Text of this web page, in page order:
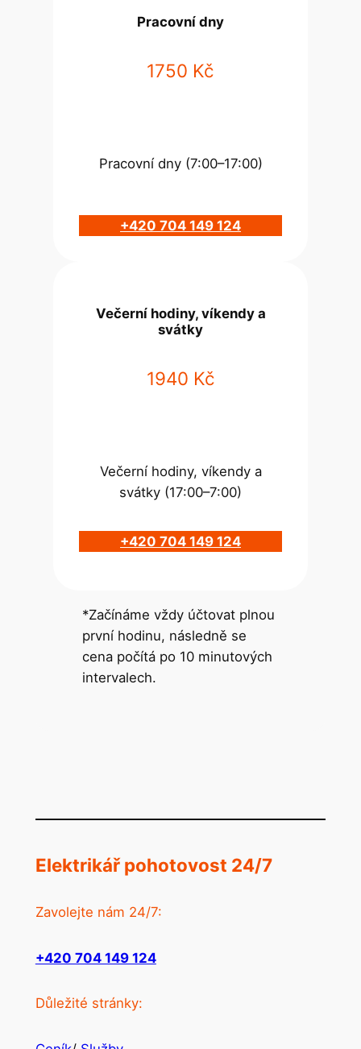
Pracovní dny
1750 Kč
Pracovní dny (7:00–17:00)
+420 704 149 124
Večerní hodiny, víkendy a
svátky
1940 Kč
Večerní hodiny, víkendy a
svátky (17:00–7:00)
+420 704 149 124
*Začínáme vždy účtovat plnou
první hodinu, následně se
cena počítá po 10 minutových
intervalech.
Elektrikář pohotovost 24/7
Zavolejte nám 24/7:
+420 704 149 124
Důležité stránky: